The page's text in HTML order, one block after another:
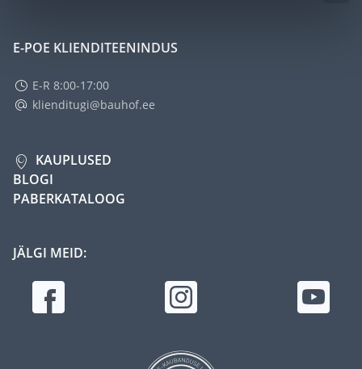
E-POE KLIENDITEENINDUS
E-R 8:00-17:00
klienditugi@bauhof.ee
KAUPLUSED
BLOGI
PABERKATALOOG
JÄLGI MEID: